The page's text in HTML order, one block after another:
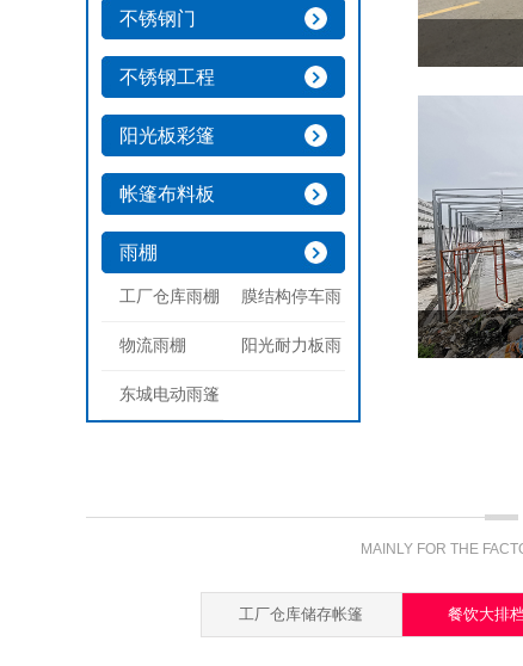
不锈钢门
不锈钢工程
阳光板彩篷
帐篷布料板
雨棚
工厂仓库雨棚 膜结构停车雨
物流雨棚 阳光耐力板雨
东城电动雨篷
查看详情 >
东城
彩蓬
生产
查看详情 >
MAINLY FOR THE
工厂仓库储存帐篷 餐饮大排